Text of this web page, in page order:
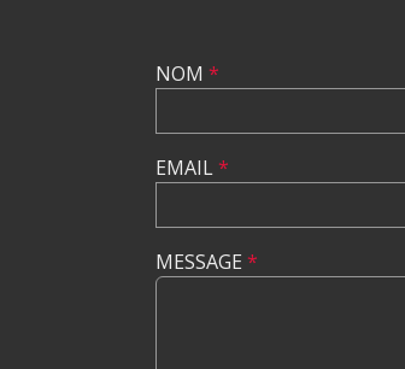
NOM *
EMAIL*
MESSAGE *